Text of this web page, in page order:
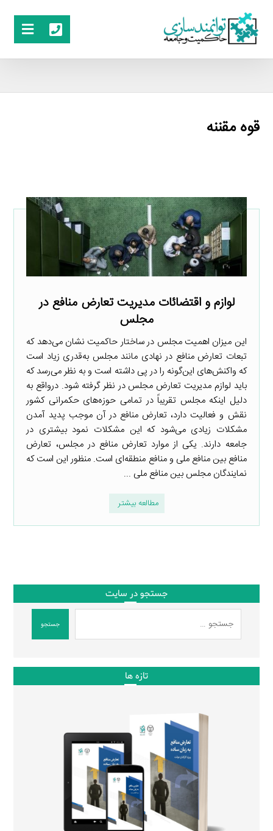
قوه مقننه
لوازم و اقتضائات مدیریت تعارض منافع در
مجلس
این میزان اهمیت مجلس در ساختار حاکمیت نشان می‌دهد که
تبعات تعارض منافع در نهادی مانند مجلس به‌قدری زیاد است
که واکنش‌های این‌گونه را در پی داشته است و به نظر می‌رسد که
باید لوازم مدیریت تعارض مجلس در نظر گرفته شود. درواقع به
دلیل اینکه مجلس تقریباً در تمامی حوزه‌های حکمرانی کشور
نقش و فعالیت دارد، تعارض منافع در آن موجب پدید آمدن
مشکلات زیادی می‌شود که این مشکلات نمود بیشتری در
جامعه دارند. یکی از موارد تعارض منافع در مجلس، تعارض
منافع بین منافع ملی و منافع منطقه‌ای است. منظور این است که
نمایندگان مجلس بین منافع ملی ...
مطالعه بیشتر
جستجو در سایت
جستجو
تازه ها